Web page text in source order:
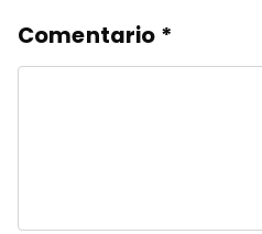
Comentario *